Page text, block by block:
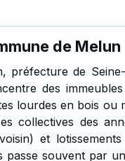
de Melun
préfecture de
des
lourdes en bois ou
collectives des
et
passe souvent par